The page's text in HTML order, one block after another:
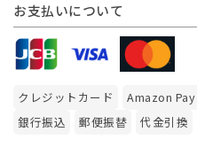
お支払いについて
クレジットカード Amazon Pay
銀行振込
郵便振替 代金引換